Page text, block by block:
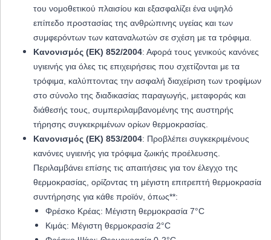
του νομοθετικού πλαισίου και εξασφαλίζει ένα υψηλό
επίπεδο προστασίας της ανθρώπινης υγείας και των
συμφερόντων των καταναλωτών σε σχέση με τα τρόφιμα.
Κανονισμός (ΕΚ) 852/2004: Αφορά τους γενικούς κανόνες
υγιεινής για όλες τις επιχειρήσεις που σχετίζονται με τα
τρόφιμα, καλύπτοντας την ασφαλή διαχείριση των τροφίμων
στο σύνολο της διαδικασίας παραγωγής, μεταφοράς και
διάθεσής τους, συμπεριλαμβανομένης της αυστηρής
τήρησης συγκεκριμένων ορίων θερμοκρασίας.
Κανονισμός (ΕΚ) 853/2004: Προβλέπει συγκεκριμένους
κανόνες υγιεινής για τρόφιμα ζωικής προέλευσης.
Περιλαμβάνει επίσης τις απαιτήσεις για τον έλεγχο της
θερμοκρασίας, ορίζοντας τη μέγιστη επιτρεπτή θερμοκρασία
συντήρησης για κάθε προϊόν, όπως**:
Φρέσκο Κρέας: Μέγιστη θερμοκρασία 7°C
Κιμάς: Μέγιστη θερμοκρασία 2°C